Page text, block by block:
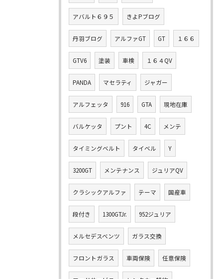
アバルト６９５ きよPブログ
丹羽ブログ アルファGT GT １６６
GTV6 塗装 車検 １６４QV
PANDA マセラティ ジャガー
アルフェッタ 916 GTA 現地在庫
バルケッタ プント 4C メンテ
タイミングベルト タイベル Y
3200GT メンテナンス ジュリアQV
クラシックアルファ テーマ 国産車
段付き 1300GTJr. 952ジュリア
メルセデスベンツ ガラス交換
フロントガラス 車両保険 任意保険